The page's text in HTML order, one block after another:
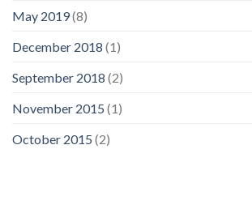
May 2019(8)
December 2018 (1)
September 2018 (2)
November 2015 (1)
October 2015 (2)